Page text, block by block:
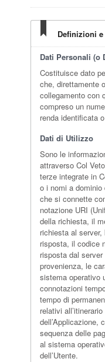
Definizioni
Dati Personali (o
Costituisce dato
che, direttamente
collegamento con
compreso un
renda identificata
Dati di Utilizzo
Sono le
attraverso Col
terze integrate in
o i nomi a dominio
che si connette
notazione URI
della richiesta, il
richiesta al
risposta, il codice
risposta dal
provenienza, le
sistema operativo
connotazioni
tempo di
relativi
dell’Applicazione,
sequenza delle
al sistema
dell’Utente.